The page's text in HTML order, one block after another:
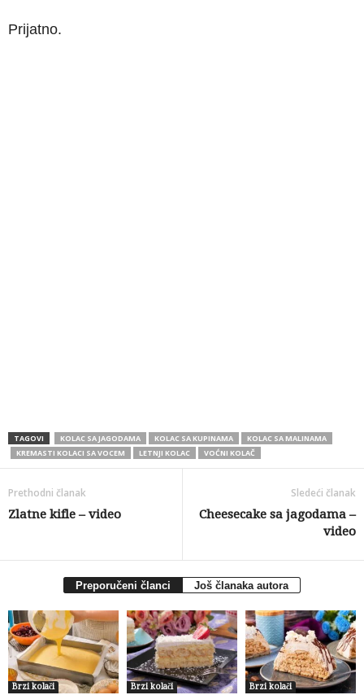
Prijatno.
TAGOVI KOLAC SA JAGODAMA KOLAC SA KUPINAMA
KOLAC SA MALINAMA
KREMASTI KOLACI SA VOCEM
LETNJI KOLAC VOĆNI KOLAČ
Prethodni članak
Zlatne kifle – video
Sledeći članak
Cheesecake sa jagodama –
video
Preporučeni članci Još članaka autora
Brzi kolači Brzi kolači Brzi kolači